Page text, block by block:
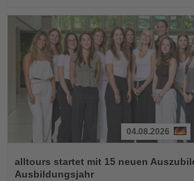
Sie
die
04.08.2026
alltours startet mit 15 neuen
Ausbildungsjahr